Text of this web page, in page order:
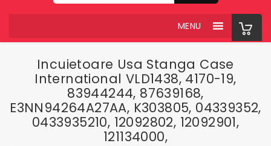
MENU
Incuietoare Usa Stanga Case
International VLD1438, 4170-19,
83944244, 87639168,
E3NN94264A27AA, K303805, 04339352,
0433935210, 12092802, 12092901,
121134000,